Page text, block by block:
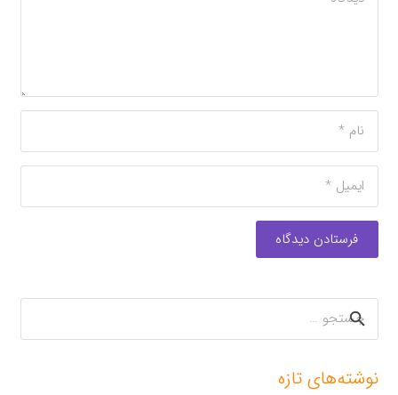
فرستادن دیدگاه
جستجو
برای:
نوشته‌های تازه